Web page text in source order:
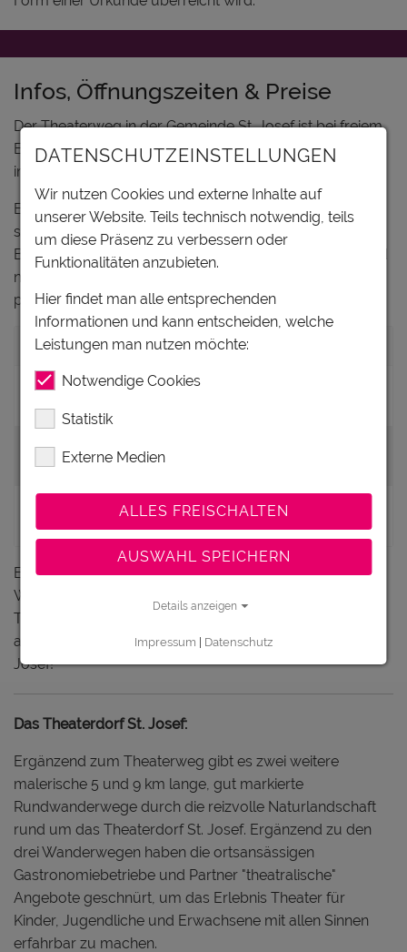
Infos, Öffnungszeiten & Preise
Der Theaterweg in der Gemeinde St. Josef ist bei freiem
Eintritt begehbar. Gruppen (auch ohne Führung) bitte
immer anmelden!
Ein ganz besonderes Erlebnis für Gruppen jeden Alters
sind dieTheaterweg-Führungen
, die von ausgebildeten
Begleiterinnen und Begleitern durchgeführt werden und
neben Freude und Spaß auch einen hohen
pädagogischen Nutzen für die Teilnehmer bringen.
Preise Führungen
Jugendliche über 14 Jahre und Erwachsene
pro Person
Kinder und Jugendliche bis 14 Jahre pro
Person
Mindesttarif pro Führung
60,-
Eine Führung dauert ca. 2 Stunden, bequeme
Wanderkleidung wird empfohlen. Für
Terminvereinbarungen wenden Sie sich unter den
angegebenen Kontaktdaten an das Gemeindeamt St.
Josef!
Das Theaterdorf St. Josef:
Ergänzend zum Theaterweg gibt es zwei weitere
malerische 5 und 9 km lange, gut markierte
Rundwanderwege durch die reizvolle Naturlandschaft
rund um das Theaterdorf St. Josef. Ergänzend zu den
drei Wanderwegen haben die ortsansässigen
Gastronomiebetriebe und Partner "theatralische"
Angebote geschnürt, um das Erlebnis Theater für
Kinder, Jugendliche und Erwachsene mit allen Sinnen
erfahrbar zu machen.
DATENSCHUTZEINSTELLUNGEN
Wir nutzen Cookies und externe Inhalte auf
unserer Website. Teils technisch notwendig, teils
um diese Präsenz zu verbessern oder
Funktionalitäten anzubieten.
Hier findet man alle entsprechenden
Informationen und kann entscheiden, welche
Leistungen man nutzen möchte:
Notwendige Cookies
Statistik
Externe Medien
ALLES FREISCHALTEN
AUSWAHL SPEICHERN
Details anzeigen
Impressum Datenschutz